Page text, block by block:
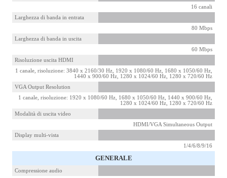
16 canali
Larghezza di banda in entrata
80 Mbps
Larghezza di banda in uscita
60 Mbps
Risoluzione uscita HDMI
1 canale, risoluzione: 3840 x 2160/30 Hz, 1920 x 1080/60 Hz, 1680 x 1050/60 Hz,
1440 x 900/60 Hz, 1280 x 1024/60 Hz, 1280 x 720/60 Hz
VGA Output Resolution
1 canale, risoluzione: 1920 x 1080/60 Hz, 1680 x 1050/60 Hz, 1440 x 900/60 Hz,
1280 x 1024/60 Hz, 1280 x 720/60 Hz
Modalità di uscita video
HDMI/VGA Simultaneous Output
Display multi-vista
1/4/6/8/9/16
GENERALE
Compressione audio